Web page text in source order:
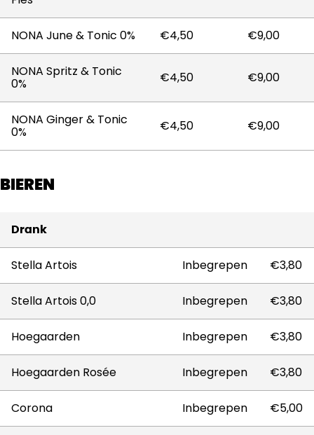
NONA June & Tonic 0% €4,50 €9,00
NONA Spritz & Tonic
0% €4,50 €9,00
NONA Ginger & Tonic
0% €4,50 €9,00
BIEREN
Drank
Stella Artois Inbegrepen €3,80
Stella Artois 0,0 Inbegrepen €3,80
Hoegaarden Inbegrepen €3,80
Hoegaarden Rosée Inbegrepen €3,80
Corona Inbegrepen €5,00